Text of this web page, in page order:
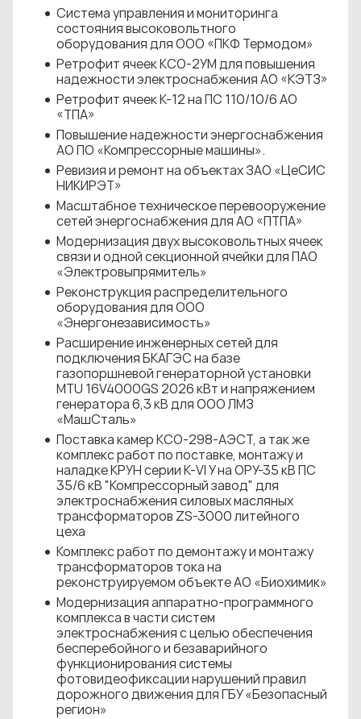
Система управления и мониторинга
состояния высоковольтного
оборудования для ООО «ПКФ Термодом»
Ретрофит ячеек КСО-2УМ для повышения
надежности электроснабжения АО «КЭТЗ»
Ретрофит ячеек К-12 на ПС 110/10/6 АО
«ТПА»
Повышение надежности энергоснабжения
АО ПО «Компрессорные машины».
Ревизия и ремонт на объектах ЗАО «ЦеСИС
НИКИРЭТ»
Масштабное техническое перевооружение
сетей энергоснабжения для АО «ПТПА»
Модернизация двух высоковольтных ячеек
связи и одной секционной ячейки для ПАО
«Электровыпрямитель»
Реконструкция распределительного
оборудования для ООО
«Энергонезависимость»
Расширение инженерных сетей для
подключения БКАГЭС на базе
газопоршневой генераторной установки
MTU 16V4000GS 2026 кВт и напряжением
генератора 6,3 кВ для ООО ЛМЗ
«МашСталь»
Поставка камер КСО-298-АЭСТ, а так же
комплекс работ по поставке, монтажу и
наладке КРУН серии К-VI У на ОРУ-35 кВ ПС
35/6 кВ "Компрессорный завод" для
электроснабжения силовых масляных
трансформаторов ZS-3000 литейного
цеха
Комплекс работ по демонтажу и монтажу
трансформаторов тока на
реконструируемом объекте АО «Биохимик»
Модернизация аппаратно-программного
комплекса в части систем
электроснабжения с целью обеспечения
бесперебойного и безаварийного
функционирования системы
фотовидеофиксации нарушений правил
дорожного движения для ГБУ «Безопасный
регион»